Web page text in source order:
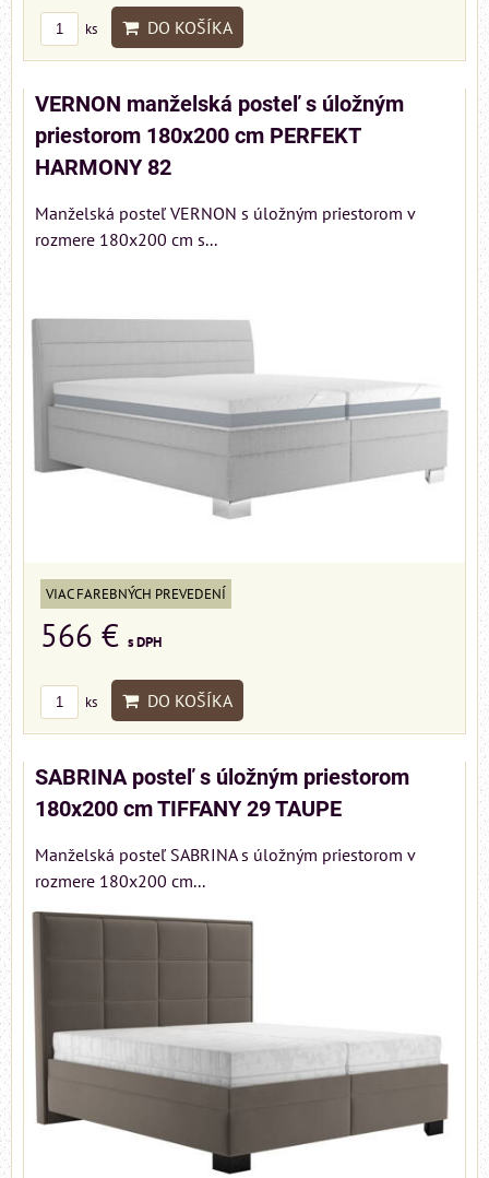
ks DO KOŠÍKA
VERNON manželská posteľ s úložným
priestorom 180x200 cm PERFEKT
HARMONY 82
Manželská posteľ VERNON s úložným priestorom v
rozmere 180x200 cm s...
VIAC FAREBNÝCH PREVEDENÍ
566 € s DPH
ks DO KOŠÍKA
SABRINA posteľ s úložným priestorom
180x200 cm TIFFANY 29 TAUPE
Manželská posteľ SABRINA s úložným priestorom v
rozmere 180x200 cm...